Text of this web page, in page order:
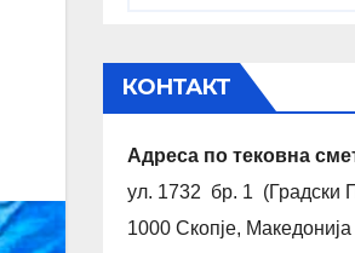
КОНТАКТ
Адреса по тековна
ул. 1732 бр. 1 (Градски
1000 Скопје, Македонија